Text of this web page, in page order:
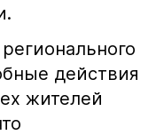
действия
жителей